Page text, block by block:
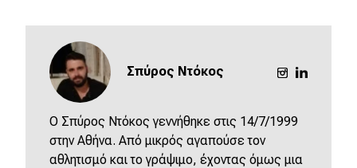
Σπύρος Ντόκος
O Σπύρος Ντόκος γεννήθηκε στις 14/7/1999
στην Αθήνα. Από μικρός αγαπούσε τον
αθλητισμό και το γράψιμο, έχοντας όμως μια